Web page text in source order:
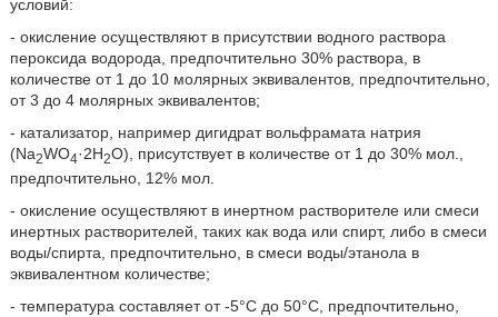
условий:
- окисление осуществляют в присутствии водного раствора
пероксида водорода, предпочтительно 30% раствора, в
количестве от 1 до 10 молярных эквивалентов, предпочтительно,
от 3 до 4 молярных эквивалентов;
- катализатор, например дигидрат вольфрамата натрия
(Na2WO4·2Н2О), присутствует в количестве от 1 до 30% мол.,
предпочтительно, 12% мол.
- окисление осуществляют в инертном растворителе или смеси
инертных растворителей, таких как вода или спирт, либо в смеси
воды/спирта, предпочтительно, в смеси воды/этанола в
эквивалентном количестве;
- температура составляет от -5°С до 50°С, предпочтительно,